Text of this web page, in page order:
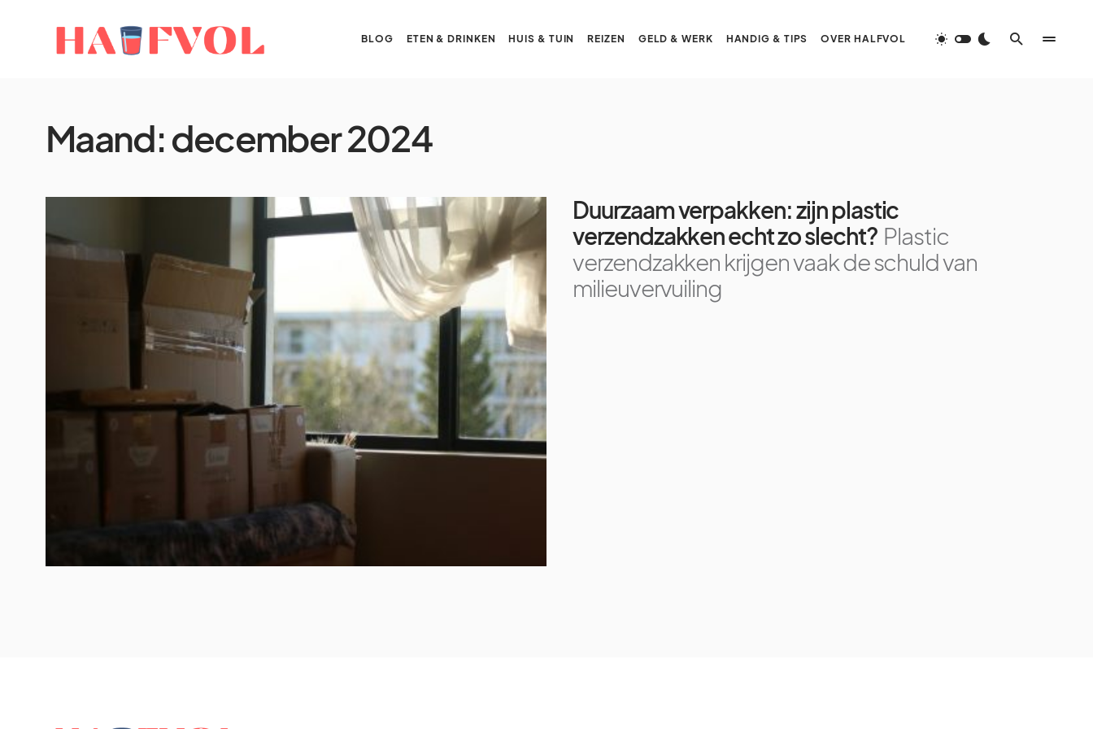
BLOG ETEN & DRINKEN HUIS & TUIN REIZEN GELD & WERK HANDIG & TIPS OVER HALFVOL
Maand:december 2024
Duurzaam verpakken: zijn plastic
verzendzakken echt zo slecht? Plastic
verzendzakken krijgen vaak de schuld van
milieuvervuiling